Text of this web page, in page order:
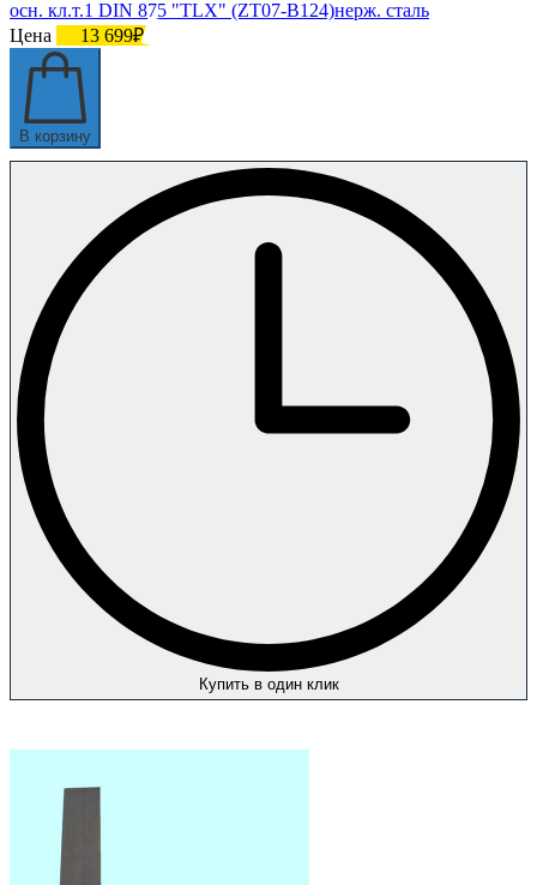
осн. кл.т.1 DIN 875 "TLX" (ZT07-B124)нерж. сталь
Цена
13 699₽
В корзину
Купить в один клик